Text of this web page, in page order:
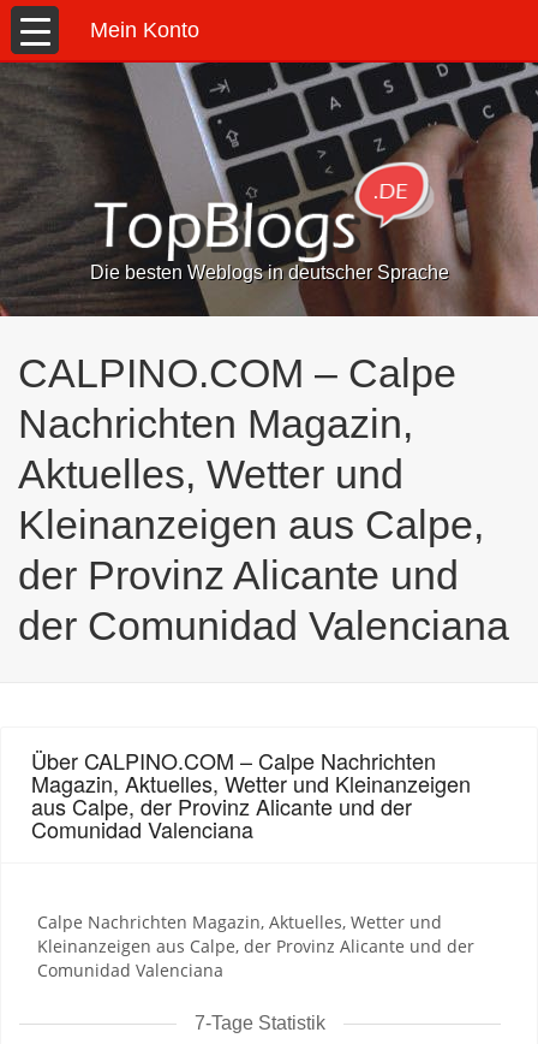
Mein Konto
Die besten Weblogs in deutscher Sprache
CALPINO.COM – Calpe
Nachrichten Magazin,
Aktuelles, Wetter und
Kleinanzeigen aus Calpe,
der Provinz Alicante und
der Comunidad Valenciana
Über CALPINO.COM – Calpe Nachrichten
Magazin, Aktuelles, Wetter und Kleinanzeigen
aus Calpe, der Provinz Alicante und der
Comunidad Valenciana
Calpe Nachrichten Magazin, Aktuelles, Wetter und
Kleinanzeigen aus Calpe, der Provinz Alicante und der
Comunidad Valenciana
7-Tage Statistik